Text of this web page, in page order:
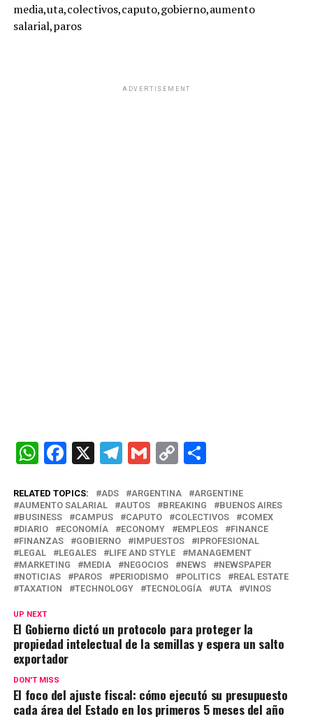
media,uta,colectivos,caputo,gobierno,aumento
salarial,paros
ADVERTISEMENT
W
at
s
A
p
p
F
ce
b
o
o
k
X T
e
gr
a
m
G
ail
C
py
Li
n
k
C
m
p
ar
tir
RELATED TOPICS: ADS ARGENTINA
ARGENTINE
AUMENTO SALARIAL
AUTOS BREAKING
BUENOS AIRES
BUSINESS
CAMPUS CAPUTO COLECTIVOS
COMEX
DIARIO
ECONOMÍA ECONOMY EMPLEOS
FINANCE
FINANZAS
GOBIERNO IMPUESTOS
IPROFESIONAL
LEGAL
LEGALES LIFE AND STYLE
MANAGEMENT
MARKETING
MEDIA NEGOCIOS NEWS
NEWSPAPER
NOTICIAS
PAROS PERIODISMO POLITICS
REAL ESTATE
TAXATION
TECHNOLOGY TECNOLOGÍA UTA VINOS
UP NEXT
El Gobierno dictó un protocolo para proteger la
propiedad intelectual de la semillas y espera un salto
exportador
DON'T MISS
El foco del ajuste fiscal: cómo ejecutó su presupuesto
cada área del Estado en los primeros 5 meses del año